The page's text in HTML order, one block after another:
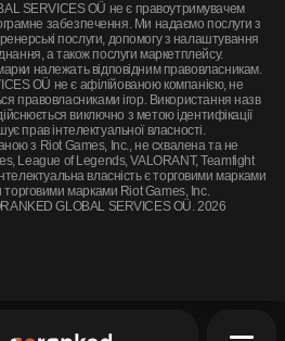
SERVICES OÜ не є правоутримувачем
забезпечення. Ми надаємо послуги з
послуги, допомогу з налаштування
а також послуги маркетплейсу.
марки належать відповідним правовласникам.
OÜ не є афілійованою компанією, не
правовласниками ігор. Використання назв
виключно з метою ідентифікації
прав інтелектуальної власності.
з Riot Games, Inc., не схвалена та не
League of Legends, VALORANT, Teamfight
власність є торговими марками
марками Riot Games, Inc.
GLOBAL SERVICES OÜ. 2026